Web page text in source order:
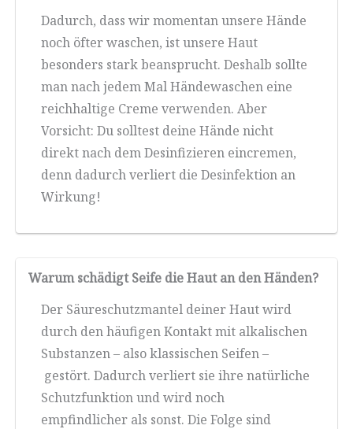
Dadurch, dass wir momentan unsere Hände
noch öfter waschen, ist unsere Haut
besonders stark beansprucht. Deshalb sollte
man nach jedem Mal Händewaschen eine
reichhaltige Creme verwenden. Aber
Vorsicht: Du solltest deine Hände nicht
direkt nach dem Desinfizieren eincremen,
denn dadurch verliert die Desinfektion an
Wirkung!
Warum schädigt Seife die Haut an den Händen?
Der Säureschutzmantel deiner Haut wird
durch den häufigen Kontakt mit alkalischen
Substanzen – also klassischen Seifen –
gestört. Dadurch verliert sie ihre natürliche
Schutzfunktion und wird noch
empfindlicher als sonst. Die Folge sind